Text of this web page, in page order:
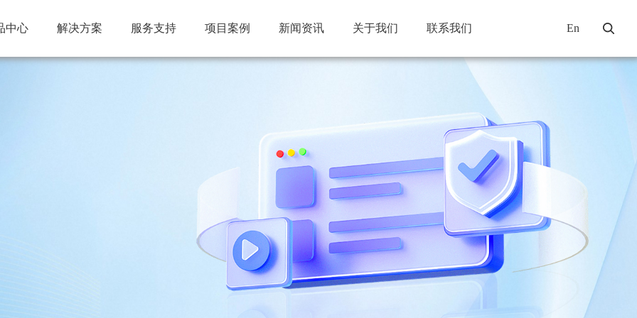
中心 解决方案 服务支持 项目案例 新闻资讯 关于我们 联系我们 En